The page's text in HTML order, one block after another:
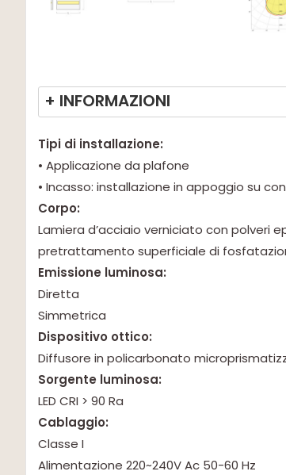
+ INFORMAZIONI
Tipi di installazione:
• Applicazione da plafone
• Incasso: installazione in appoggio su
Corpo:
Lamiera d’acciaio verniciato con polveri
pretrattamento superficiale di
Emissione luminosa:
Diretta
Simmetrica
Dispositivo ottico:
Diffusore in policarbonato
Sorgente luminosa:
LED CRI > 90 Ra
Cablaggio:
Classe I
Alimentazione 220~240V Ac 50-60 Hz